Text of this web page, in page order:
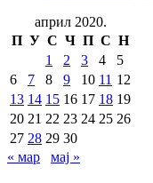
април 2020.
П У С Ч П С Н
1
2 3 4
5
6
7 8 9 10 11 12
13 14 15 16 17 18 19
20 21 22 23 24 25 26
27 28 29 30
« мар
мај »